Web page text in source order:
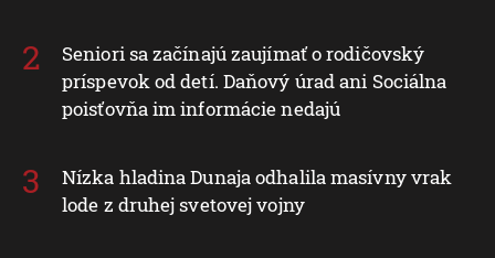
Seniori sa začínajú zaujímať o rodičovský
príspevok od detí. Daňový úrad ani Sociálna
poisťovňa im informácie nedajú
Nízka hladina Dunaja odhalila masívny vrak
lode z druhej svetovej vojny